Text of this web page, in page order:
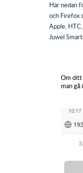
Här nedan
och Firefox
Apple,
Juwel
Om ditt
man gå